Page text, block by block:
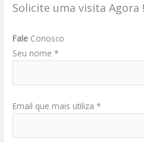
Solicite uma visita Agora !
Fale Conosco
Seu nome *
Email que mais utiliza *